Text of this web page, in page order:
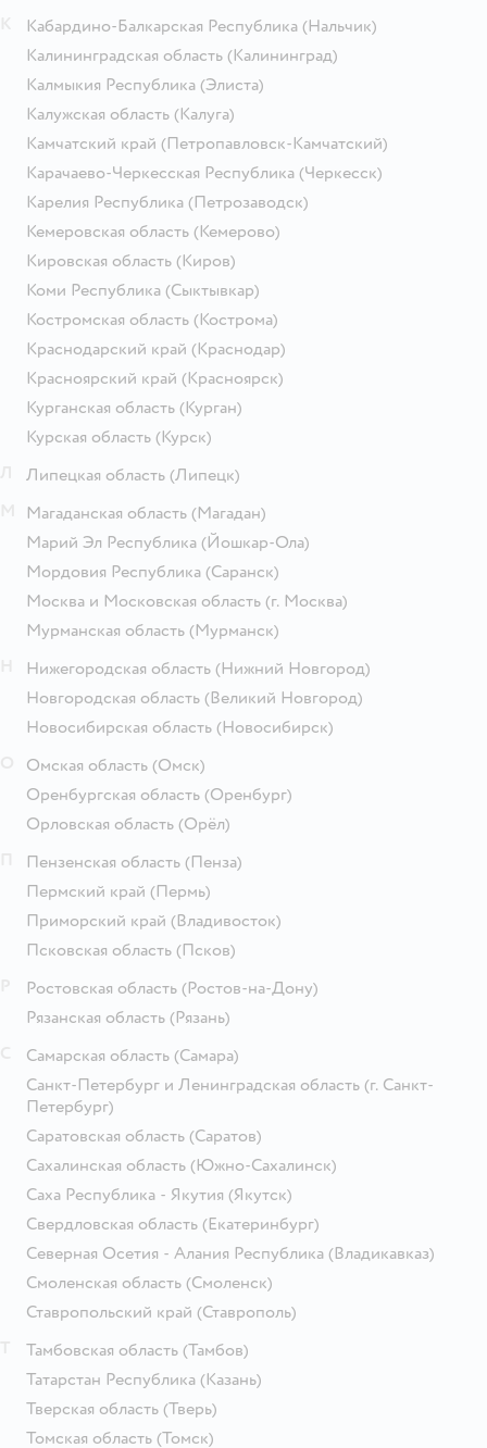
Кабардино-Балкарская Республика (Нальчик)
Калининградская область (Калининград)
Калмыкия Республика (Элиста)
Калужская область (Калуга)
Камчатский край (Петропавловск-Камчатский)
Карачаево-Черкесская Республика (Черкесск)
Карелия Республика (Петрозаводск)
Кемеровская область (Кемерово)
Кировская область (Киров)
Коми Республика (Сыктывкар)
Костромская область (Кострома)
Краснодарский край (Краснодар)
Красноярский край (Красноярск)
Курганская область (Курган)
Курская область (Курск)
Липецкая область (Липецк)
Магаданская область (Магадан)
Марий Эл Республика (Йошкар-Ола)
Мордовия Республика (Саранск)
Москва и Московская область (г. Москва)
Мурманская область (Мурманск)
Нижегородская область (Нижний Новгород)
Новгородская область (Великий Новгород)
Новосибирская область (Новосибирск)
Омская область (Омск)
Оренбургская область (Оренбург)
Орловская область (Орёл)
Пензенская область (Пенза)
Пермский край (Пермь)
Приморский край (Владивосток)
Псковская область (Псков)
Ростовская область (Ростов-на-Дону)
Рязанская область (Рязань)
Самарская область (Самара)
Санкт-Петербург и Ленинградская область (г. Санкт-
Петербург)
Саратовская область (Саратов)
Сахалинская область (Южно-Сахалинск)
Саха Республика - Якутия (Якутск)
Свердловская область (Екатеринбург)
Северная Осетия - Алания Республика (Владикавказ)
Смоленская область (Смоленск)
Ставропольский край (Ставрополь)
Тамбовская область (Тамбов)
Татарстан Республика (Казань)
Тверская область (Тверь)
Томская область (Томск)